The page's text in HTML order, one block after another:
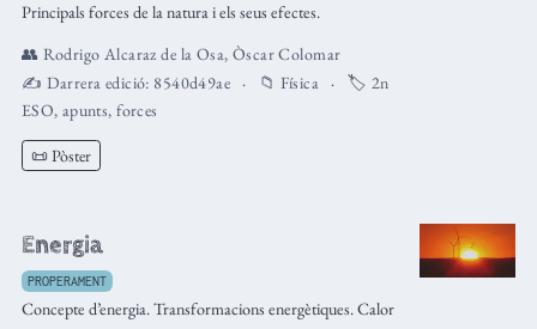
Principals forces de la natura i els seus efectes.
👥 Rodrigo Alcaraz de la Osa, Òscar Colomar
✍️ Darrera edició: 8540d49ae 📁 Física 🏷️ 2n
ESO, apunts,forces
📜 Pòster
Energia
PROPERAMENT
Concepte d’energia. Transformacions energètiques. Calor